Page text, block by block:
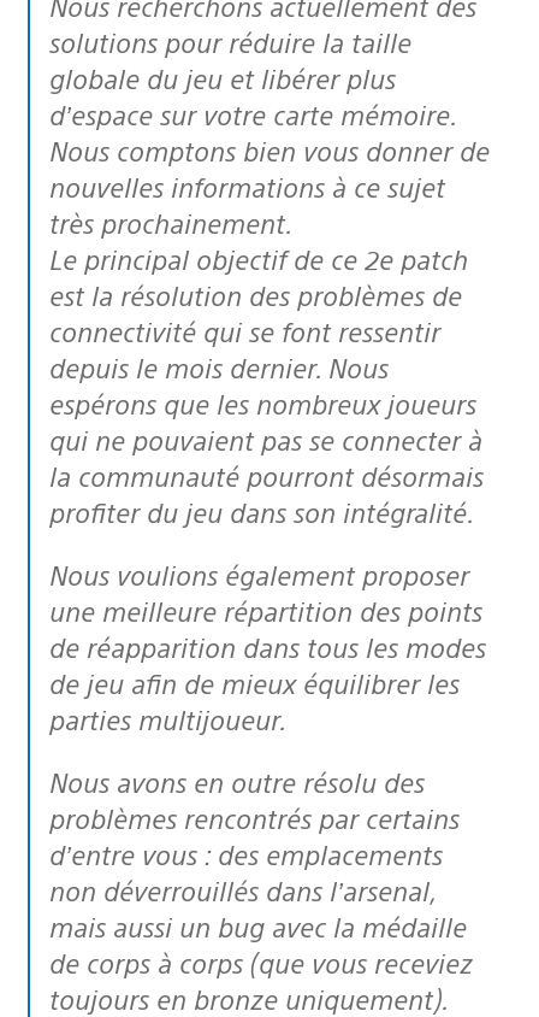
solutions pour réduire la taille
globale du jeu et libérer plus
d’espace sur votre carte mémoire.
Nous comptons bien vous donner de
nouvelles informations à ce sujet
très prochainement.
Le principal objectif de ce 2e patch
est la résolution des problèmes de
connectivité qui se font ressentir
depuis le mois dernier. Nous
espérons que les nombreux joueurs
qui ne pouvaient pas se connecter à
la communauté pourront désormais
profiter du jeu dans son intégralité.
Nous voulions également proposer
une meilleure répartition des points
de réapparition dans tous les modes
de jeu afin de mieux équilibrer les
parties multijoueur.
Nous avons en outre résolu des
problèmes rencontrés par certains
d’entre vous : des emplacements
non déverrouillés dans l’arsenal,
mais aussi un bug avec la médaille
de corps à corps (que vous receviez
toujours en bronze uniquement).